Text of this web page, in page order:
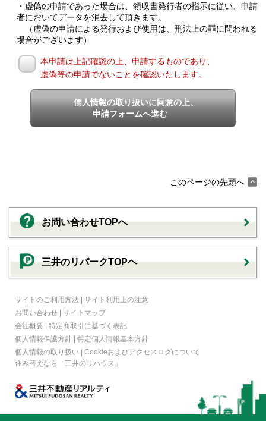
・虚偽の申請であった場合は、領収書発行者の指示に従い、申請
者においてデータを消去して頂きます。
（虚偽の申請による発行および使用は、刑法上の罪に問われる
場合がございます）
本申請は上記確認の上、申請するものであり、
虚偽等の申請でないことを確認いたします。
個人情報の取り扱いに同意の上、
申請フォームへ進む
このページの先頭へ
お問い合わせTOPへ
三井のリパークTOPヘ
サイトのご利用方法 | サイト利用上の注意
お問い合わせ | サイトマップ
会社概要 | 特定商取引に基づく表記
個人情報保護方針 | 特定個人情報基本方針
個人情報の取り扱い | Cookieおよびアクセスログについて
住み替えなら
「三井のリハウス」